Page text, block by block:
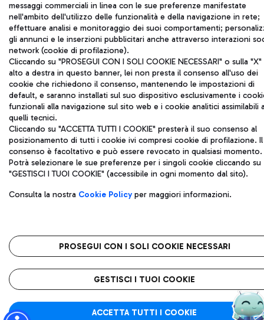
messaggi commerciali in linea con le sue preferenze manifestate
nell'ambito dell'utilizzo delle funzionalità e della navigazione in rete;
effettuare analisi e monitoraggio dei suoi comportamenti;
gli annunci e le inserzioni pubblicitari anche attraverso interazioni
network (cookie di profilazione).
Cliccando su "PROSEGUI CON I SOLI COOKIE NECESSARI" o sulla "X"
alto a destra in questo banner, lei non presta il consenso all'uso dei
cookie che richiedono il consenso, mantenendo le impostazioni di
default, e saranno installati sul suo dispositivo esclusivamente i
funzionali alla navigazione sul sito web e i cookie analitici assimilabili
quelli tecnici.
Cliccando su "ACCETTA TUTTI I COOKIE" presterà il suo consenso al
posizionamento di tutti i cookie ivi compresi cookie di profilazione. Il
consenso è facoltativo e può essere revocato in qualsiasi momento.
Potrà selezionare le sue preferenze per i singoli cookie cliccando su
"GESTISCI I TUOI COOKIE" (accessibile in ogni momento dal sito).
Consulta la nostra Cookie Policyper maggiori informazioni.
PROSEGUI CON I SOLI COOKIE NECESSARI
GESTISCI I TUOI COOKIE
ACCETTA TUTTI I COOKIE